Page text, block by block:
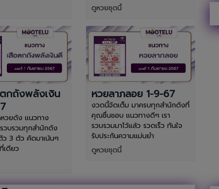
ดูหวยชุดนี้
กถังพลังเงิน
หวยดัง แนวทาง
วบรวมทุกสำนักดัง
ว 3 ตัว คัดมาเน้นๆ
เดียว
หวยลาภลอย 1-9-67
งวดนี้จัดเต็ม มาครบทุกสำนักดังที่
คุณชื่นชอบ แนวทางดีๆ เรา
รวบรวมมาไว้แล้ว รวดเร็ว ทันใจ
รับประกันความแม่นยำ
ดูหวยชุดนี้